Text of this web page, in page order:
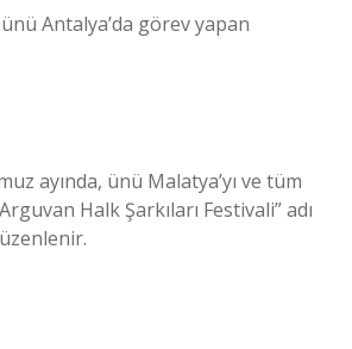
Antalya’da görev yapan
ayında, ünü Malatya’yı ve tüm
Halk Şarkıları Festivali” adı